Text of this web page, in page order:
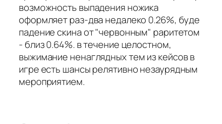
возможность выпадения ножика
оформляет раз-два недалеко 0.26%, буде
падение скина от "червонным" раритетом
- близ 0.64%. в течение целостном,
выжимание ненаглядных тем из кейсов в
игре есть шансы релятивно незаурядным
мероприятием.